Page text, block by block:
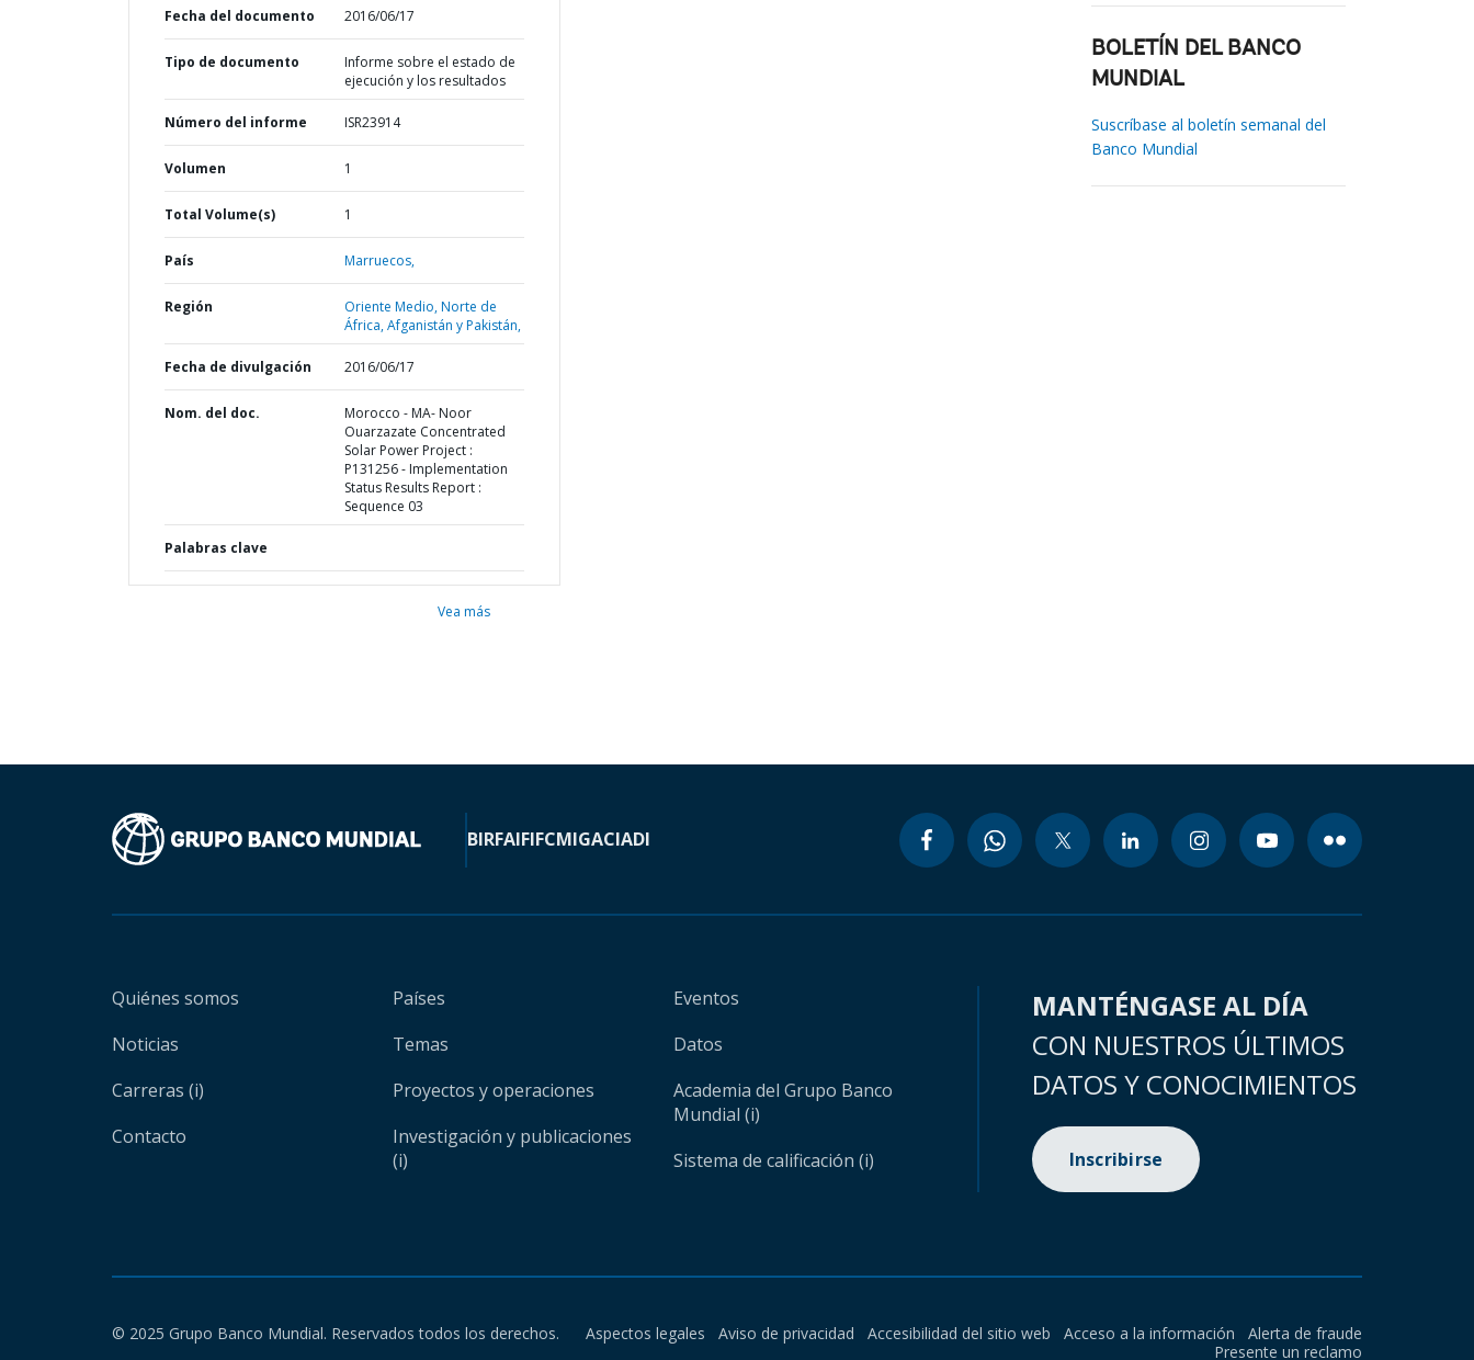
Fecha del documento 2016/06/17
Tipo de documento
Informe sobre el estado de
ejecución y los resultados
Número del informe ISR23914
Volumen 1
Total Volume(s) 1
País Marruecos,
Región
Oriente Medio, Norte de
África, Afganistán y Pakistán,
Fecha de divulgación 2016/06/17
Nom. del doc.
Morocco - MA- Noor
Ouarzazate Concentrated
Solar Power Project :
P131256 - Implementation
Status Results Report :
Sequence 03
Palabras clave
Vea más
BOLETÍN DEL BANCO
MUNDIAL
Suscríbase al boletín semanal del
Banco Mundial
BIRFAIFIFCMIGACIADI
Quiénes somos
Noticias
Carreras (i)
Contacto
Países
Temas
Proyectos y operaciones
Investigación y publicaciones
(i)
Eventos
Datos
Academia del Grupo Banco
Mundial (i)
Sistema de calificación (i)
MANTÉNGASE AL DÍA
CON NUESTROS ÚLTIMOS
DATOS Y CONOCIMIENTOS
Inscribirse
© 2025 Grupo Banco Mundial. Reservados todos los derechos. Aspectos legales Aviso de privacidad Accesibilidad del sitio web Acceso a la información
Alerta de fraude
Presente un reclamo